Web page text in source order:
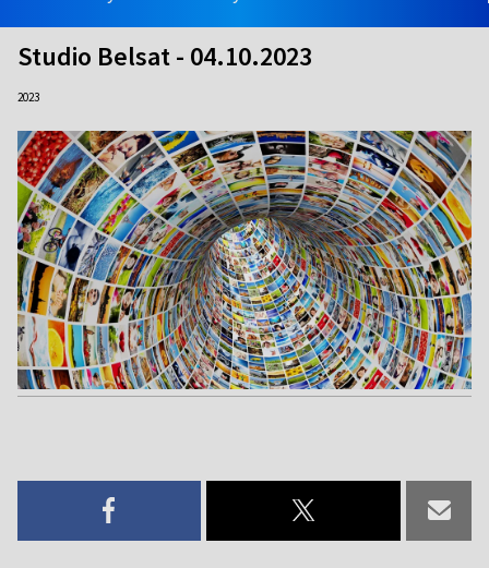
Studio Belsat - 04.10.2023
2023